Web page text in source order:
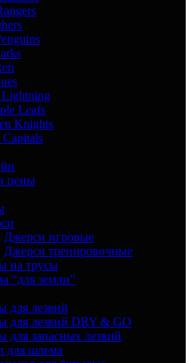
Lightning
Leafs
Knights
Capitals
цены
Джерси игровые
Джерси тренировочные
на трусы
“для земли”
для лезвий
для лезвий DRY & GO
для запасных лезвий
для шлема